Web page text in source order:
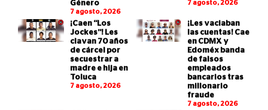
Género
7 agosto, 2026
7 agosto, 2026
¡Caen “Los
Jockes”! Les
clavan 70 años
de cárcel por
secuestrar a
madre e hija en
Toluca
7 agosto, 2026
¡Les vaciaban
las cuentas! Cae
en CDMX y
Edoméx banda
de falsos
empleados
bancarios tras
millonario
fraude
7 agosto, 2026